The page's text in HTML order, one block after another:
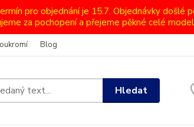
pro objednání je 15.7. Objednávky
za pochopení a přejeme pěkné celé
Blog
Hledat